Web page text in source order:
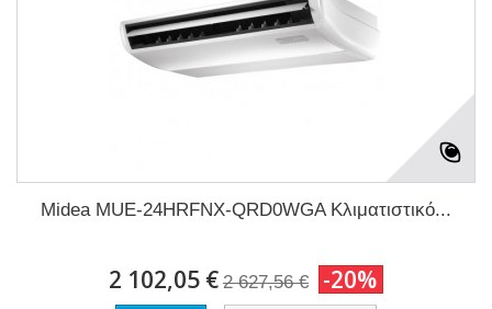
Midea MUE-24HRFNX-QRD0WGA Κλιματιστικό...
2 102,05 € 2 627,56 € -20%